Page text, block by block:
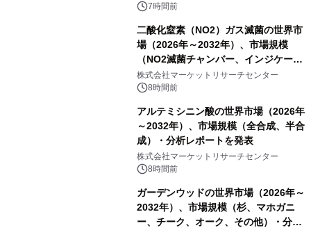
7時間前
二酸化窒素（NO2）ガス滅菌の世界市
場（2026年～2032年）、市場規模
（NO2滅菌チャンバー、インジケータ
ーおよびモニタリングシステム、その
他）・分析レポートを発表
株式会社マーケットリサーチセンター
8時間前
アルテミシニン酸の世界市場（2026年
～2032年）、市場規模（全合成、半合
成）・分析レポートを発表
株式会社マーケットリサーチセンター
8時間前
ガーデンウッドの世界市場（2026年～
2032年）、市場規模（杉、マホガニ
ー、チーク、オーク、その他）・分析